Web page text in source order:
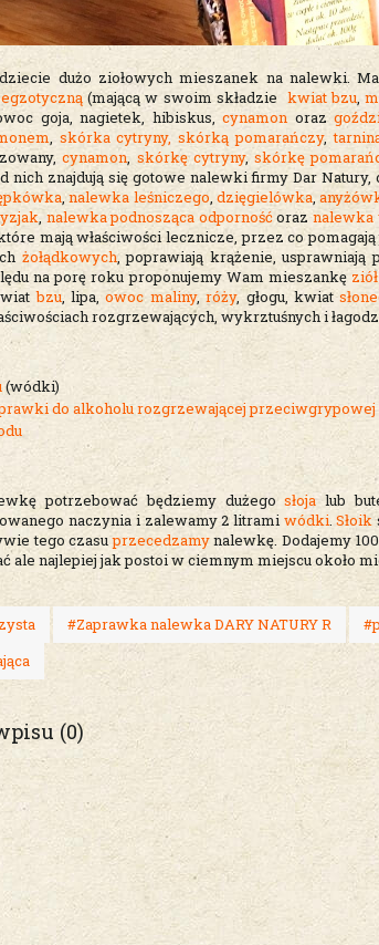
dużo ziołowych mieszanek na nalewki.
egzotyczną(mającą w swoim składzie kwiat bzu,
goja, nagietek, hibiskus,cynamon oraz
, skórka cytryny, skórką pomarańczy,
cynamon, skórkę cytryny, skórkę
nich znajdują się gotowe nalewki firmy Dar
,nalewka leśniczego, dzięgielówka,
, nalewka podnosząca odpornośćoraz nalewka
mają właściwości lecznicze, przez co
żołądkowych, poprawiają krążenie, usprawniają
na porę roku proponujemy Wam mieszankę
bzu, lipa,owoc maliny,róży, głogu, kwiat
rozgrzewających, wykrztuśnych i
(wódki)
do alkoholu rozgrzewającej przeciwgrypowej
potrzebować będziemy dużegosłojalub
naczynia i zalewamy 2 litrami wódki.Słoik
tego czasuprzecedzamynalewkę. Dodajemy
ale najlepiej jak postoi w ciemnym miejscu około
#Zaprawka nalewka DARY NATURY R
(0)